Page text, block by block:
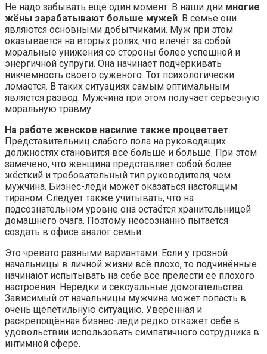
Не надо забывать ещё один момент. В наши дни многие
жёны зарабатывают больше мужей. В семье они
являются основными добытчиками. Муж при этом
оказывается на вторых ролях, что влечёт за собой
моральные унижения со стороны более успешной и
энергичной супруги. Она начинает подчёркивать
никчемность своего суженого. Тот психологически
ломается. В таких ситуациях самым оптимальным
является развод. Мужчина при этом получает серьёзную
моральную травму.
На работе женское насилие также процветает.
Представительниц слабого пола на руководящих
должностях становится всё больше и больше. При этом
замечено, что женщина представляет собой более
жёсткий и требовательный тип руководителя, чем
мужчина. Бизнес-леди может оказаться настоящим
тираном. Следует также учитывать, что на
подсознательном уровне она остаётся хранительницей
домашнего очага. Поэтому неосознанно пытается
создать в офисе аналог семьи.
Это чревато разными вариантами. Если у грозной
начальницы в личной жизни всё плохо, то подчинённые
начинают испытывать на себе все прелести её плохого
настроения. Нередки и сексуальные домогательства.
Зависимый от начальницы мужчина может попасть в
очень щепетильную ситуацию. Уверенная и
раскрепощённая бизнес-леди редко откажет себе в
удовольствии использовать симпатичного сотрудника в
интимной сфере.